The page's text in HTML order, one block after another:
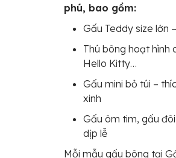
phú, bao gồm:
Gấu Teddy size lớn
Thú bông hoạt hình
Hello Kitty…
Gấu mini bỏ túi –
xinh
Gấu ôm tim, gấu
dịp lễ
Mỗi mẫu gấu bông tại